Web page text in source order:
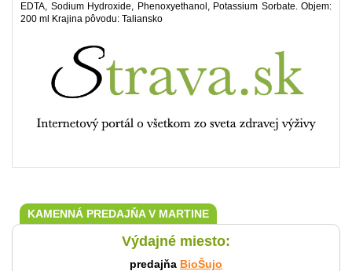
EDTA, Sodium Hydroxide, Phenoxyethanol, Potassium Sorbate. Objem:
200 ml Krajina pôvodu: Taliansko
KAMENNÁ PREDAJŇA V MARTINE
Výdajné miesto:
predajňa BioŠujo